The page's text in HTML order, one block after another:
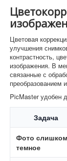
Цветовая
улучшения
контрастность,
изображения. В
связанные с
преобразованием
PicMaster удобен
Задача
Фото слишком
темное